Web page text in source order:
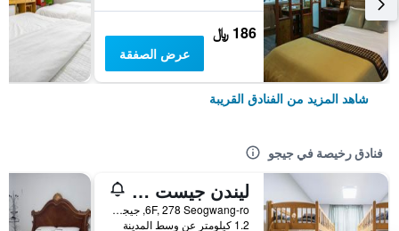
186 ﷼
عرض الصفقة
شاهد المزيد من الفنادق القريبة
فنادق رخيصة في جيجو
ليندن جيست هاوس
6F, 278 Seogwang-ro, جيجو, كوريا الجنوبية
1.2 كيلومتر عن وسط المدينة